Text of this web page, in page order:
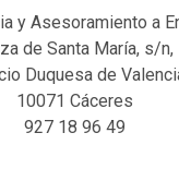
y Asesoramiento a
de Santa María, s/n,
Duquesa de
10071 Cáceres
927 18 96 49